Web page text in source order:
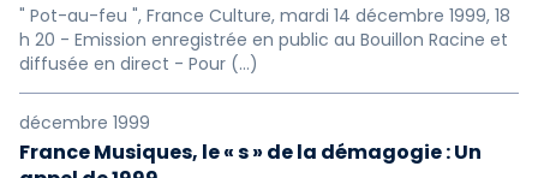
" Pot-au-feu ", France Culture, mardi 14 décembre 1999, 18
h 20 - Emission enregistrée en public au Bouillon Racine et
diffusée en direct - Pour (…)
décembre 1999
France Musiques, le « s » de la démagogie : Un